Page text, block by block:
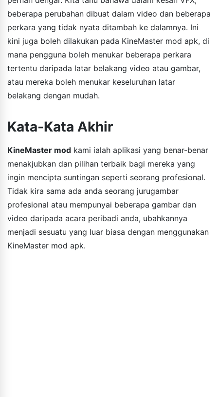
beberapa perubahan dibuat dalam video dan beberapa
perkara yang tidak nyata ditambah ke dalamnya. Ini
kini juga boleh dilakukan pada KineMaster mod apk, di
mana pengguna boleh menukar beberapa perkara
tertentu daripada latar belakang video atau gambar,
atau mereka boleh menukar keseluruhan latar
belakang dengan mudah.
Kata-Kata Akhir
KineMaster mod kami ialah aplikasi yang benar-benar
menakjubkan dan pilihan terbaik bagi mereka yang
ingin mencipta suntingan seperti seorang profesional.
Tidak kira sama ada anda seorang jurugambar
profesional atau mempunyai beberapa gambar dan
video daripada acara peribadi anda, ubahkannya
menjadi sesuatu yang luar biasa dengan menggunakan
KineMaster mod apk.